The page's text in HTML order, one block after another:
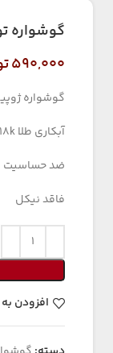
گوشواره
۵۹۰,۰۰۰
گوشواره
آبکاری طلا 18k
ضد حساسیت
فاقد نیکل
افزودن